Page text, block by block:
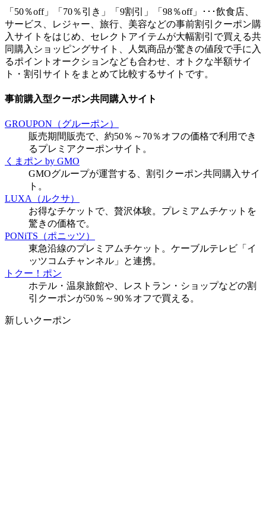
「50％off」「70％引き」「9割引」「98％off」･･･飲食店、
サービス、レジャー、旅行、美容などの事前割引クーポン購
入サイトをはじめ、セレクトアイテムが大幅割引で買える共
同購入ショッピングサイト、人気商品が驚きの値段で手に入
るポイントオークションなども合わせ、オトクな半額サイ
ト・割引サイトをまとめて比較するサイトです。
事前購入型クーポン共同購入サイト
GROUPON（グルーポン）
販売期間販売で、約50％～70％オフの価格で利用でき
るプレミアクーポンサイト。
くまポン by GMO
GMOグループが運営する、割引クーポン共同購入サイ
ト。
LUXA（ルクサ）
お得なチケットで、贅沢体験。プレミアムチケットを
驚きの価格で。
PONiTS（ポニッツ）
東急沿線のプレミアムチケット。ケーブルテレビ「イ
ッツコムチャンネル」と連携。
トクー！ポン
ホテル・温泉旅館や、レストラン・ショップなどの割
引クーポンが50％～90％オフで買える。
新しいクーポン